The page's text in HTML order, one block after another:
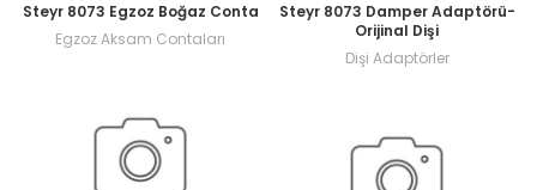
Steyr 8073 Egzoz Boğaz Conta
Egzoz Aksam Contaları
Steyr 8073 Damper Adaptörü-
Orijinal Dişi
Dişi Adaptörler